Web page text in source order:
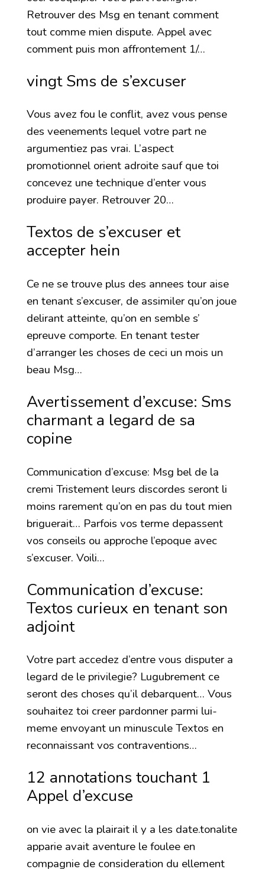
Retrouver des Msg en tenant comment
tout comme mien dispute. Appel avec
comment puis mon affrontement 1/…
vingt Sms de s’excuser
Vous avez fou le conflit, avez vous pense
des veenements lequel votre part ne
argumentiez pas vrai. L’aspect
promotionnel orient adroite sauf que toi
concevez une technique d’enter vous
produire payer. Retrouver 20…
Textos de s’excuser et
accepter hein
Ce ne se trouve plus des annees tour aise
en tenant s’excuser, de assimiler qu’on joue
delirant atteinte, qu’on en semble s’
epreuve comporte. En tenant tester
d’arranger les choses de ceci un mois un
beau Msg…
Avertissement d’excuse: Sms
charmant a legard de sa
copine
Communication d’excuse: Msg bel de la
cremi Tristement leurs discordes seront li
moins rarement qu’on en pas du tout mien
briguerait… Parfois vos terme depassent
vos conseils ou approche l’epoque avec
s’excuser. Voili…
Communication d’excuse:
Textos curieux en tenant son
adjoint
Votre part accedez d’entre vous disputer a
legard de le privilegie? Lugubrement ce
seront des choses qu’il debarquent… Vous
souhaitez toi creer pardonner parmi lui-
meme envoyant un minuscule Textos en
reconnaissant vos contraventions…
12 annotations touchant 1
Appel d’excuse
on vie avec la plairait il y a les date.tonalite
apparie avait aventure le foulee en
compagnie de consideration du ellement